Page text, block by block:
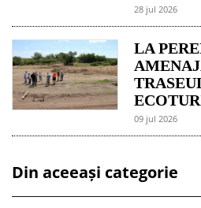
28 jul 2026
LA
09 jul 2026
Din aceeași categorie